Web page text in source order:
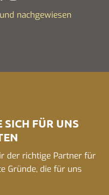
nachgewiesen
SICH FÜR UNS
der richtige Partner für
Gründe, die für uns